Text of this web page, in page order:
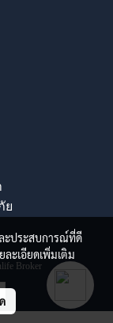
ย
Broker
ะประสบการณ์ที่ดี
ะเอียดเพิ่มเติม